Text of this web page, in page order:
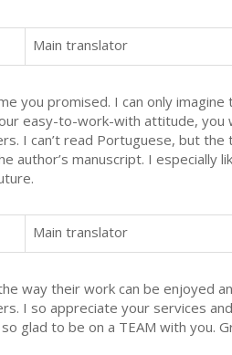
Main translator
you promised. I can only imagine
easy-to-work-with attitude, you
I can’t read Portuguese, but the
author’s manuscript. I especially
Main translator
way their work can be enjoyed
I so appreciate your services
glad to be on a TEAM with you.